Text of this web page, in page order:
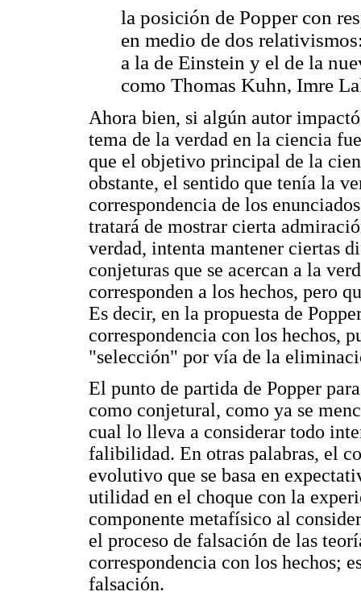
la posición de Popper con
en medio de dos
a la de Einstein y el de la
como Thomas Kuhn, Imre
Ahora bien, si algún autor
tema de la verdad en la ciencia
que el objetivo principal de la
obstante, el sentido que tenía la
correspondencia de los
tratará de mostrar cierta
verdad, intenta mantener ciertas
conjeturas que se acercan a la
corresponden a los hechos, pero
Es decir, en la propuesta de
correspondencia con los hechos,
"selección" por vía de la
El punto de partida de Popper
como conjetural, como ya se
cual lo lleva a considerar todo
falibilidad. En otras palabras, el
evolutivo que se basa en
utilidad en el choque con la
componente metafísico al
el proceso de falsación de las
correspondencia con los hechos;
falsación.